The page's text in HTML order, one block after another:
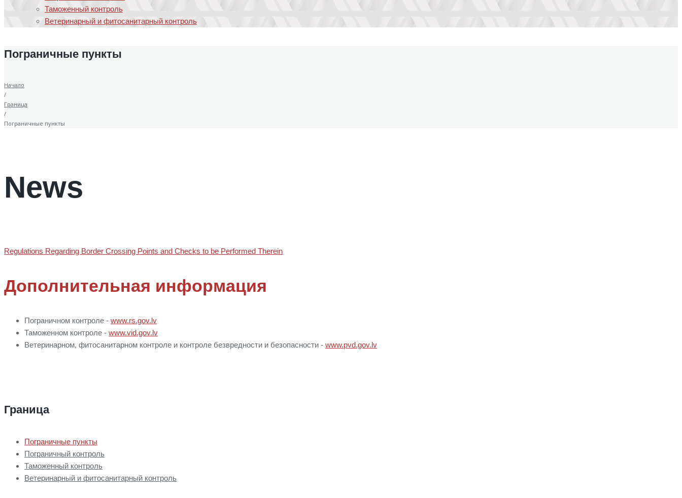
Таможенный контроль
Ветеринарный и фитосанитарный контроль
Пограничные пункты
Начало
/
Граница
/
Пограничные пункты
News
Regulations Regarding Border Crossing Points and Checks to be Performed Therein
Дополнительная информация
Пограничном контроле - www.rs.gov.lv
Таможенном контроле - www.vid.gov.lv
Ветеринарном, фитосанитарном контроле и контроле безвредности и безопасности - www.pvd.gov.lv
Граница
Пограничные пункты
Пограничный контроль
Таможенный контроль
Ветеринарный и фитосанитарный контроль